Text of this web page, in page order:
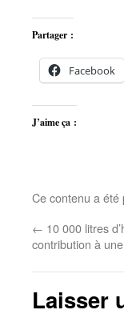
Partager :
Facebook
J’aime ça :
Ce contenu a été
← 10 000 litres
contribution à
Laisser